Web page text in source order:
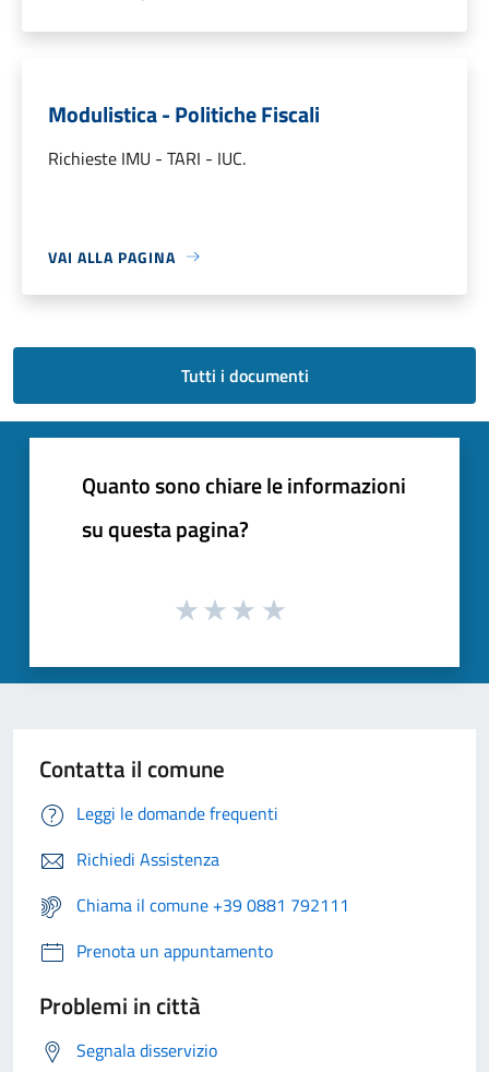
Modulistica - Politiche Fiscali
Richieste IMU - TARI - IUC.
VAI ALLA PAGINA
Tutti i documenti
Quanto sono chiare le informazioni
su questa pagina?
Contatta il comune
Leggi le domande frequenti
Richiedi Assistenza
Chiama il comune +39 0881 792111
Prenota un appuntamento
Problemi in città
Segnala disservizio